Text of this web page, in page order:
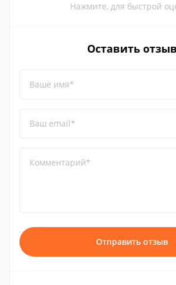
Нажмите, для быстрой
Оставить отзыв
Ваше имя*
Ваш email*
Комментарий*
Отправить отзыв